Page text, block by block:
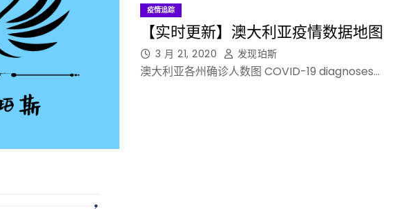
疫情追踪
【实时更新】澳大利亚疫情数据地图
3 月 21, 2020 发现珀斯
澳大利亚各州确诊人数图 COVID-19 diagnoses…